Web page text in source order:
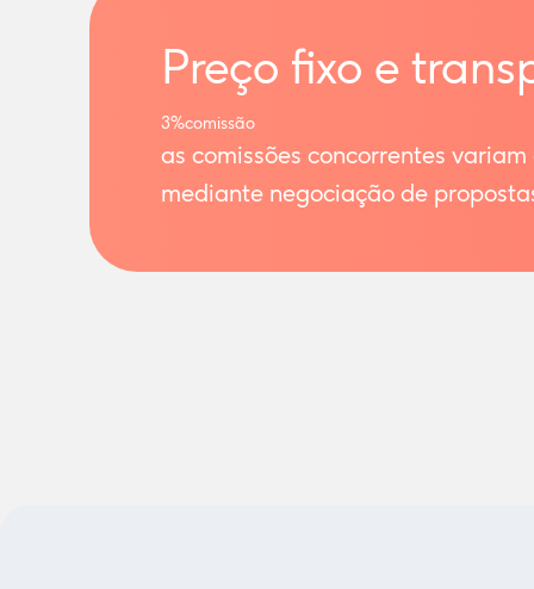
Preço fixo e
3%comissão
as comissões concorrentes variam
mediante negociação de